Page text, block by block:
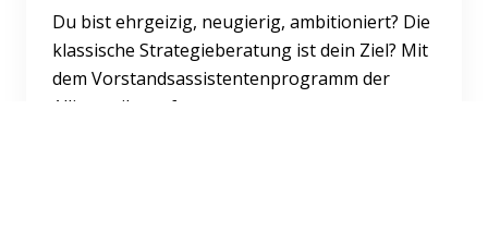
Du bist ehrgeizig, neugierig, ambitioniert? Die
klassische Strategieberatung ist dein Ziel? Mit
dem Vorstandsassistentenprogramm der
Allianz gibt es f...